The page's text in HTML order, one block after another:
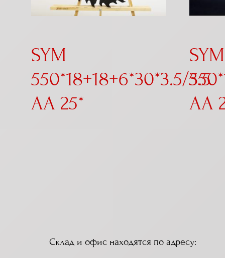
SYM
550*18+18+6*30*3.5/5.5
AA 25*
SYM
AA
Склад и офис находятся по адресу: